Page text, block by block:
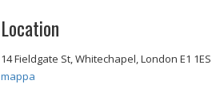
Location
14 Fieldgate St, Whitechapel, London E1 1ES
mappa